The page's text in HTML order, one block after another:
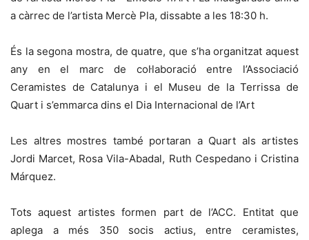
a càrrec de l’artista Mercè Pla, dissabte a les 18:30 h.
És la segona mostra, de quatre, que s’ha organitzat aquest
any en el marc de col·laboració entre l’Associació
Ceramistes de Catalunya i el Museu de la Terrissa de
Quart i s’emmarca dins el Dia Internacional de l’Art
Les altres mostres també portaran a Quart als artistes
Jordi Marcet, Rosa Vila-Abadal, Ruth Cespedano i Cristina
Márquez.
Tots aquest artistes formen part de l’ACC. Entitat que
aplega a més 350 socis actius, entre ceramistes,